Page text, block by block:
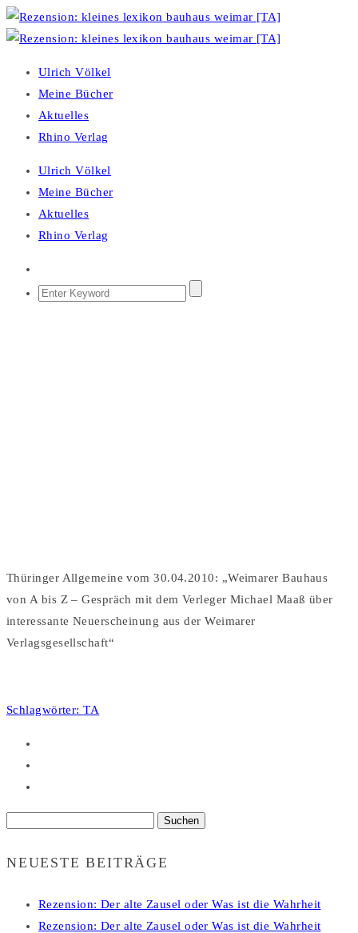
Ulrich Völkel
Meine Bücher
Aktuelles
Rhino Verlag
Ulrich Völkel
Meine Bücher
Aktuelles
Rhino Verlag
Thüringer Allgemeine vom 30.04.2010: „Weimarer Bauhaus
von A bis Z – Gespräch mit dem Verleger Michael Maaß über
interessante Neuerscheinung aus der Weimarer
Verlagsgesellschaft“
Schlagwörter:TA
NEUESTE BEITRÄGE
Rezension: Der alte Zausel oder Was ist die Wahrheit
Rezension: Der alte Zausel oder Was ist die Wahrheit